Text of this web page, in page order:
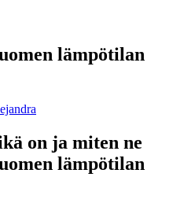
lämpötilan
on ja miten ne
lämpötilan